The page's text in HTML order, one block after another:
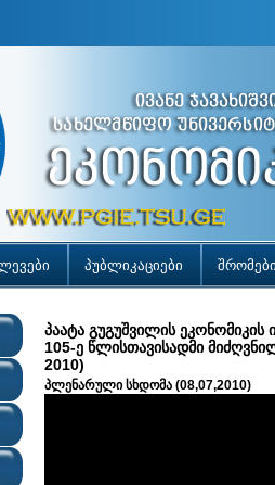
პუბლიკაციები
პაატა გუგუშვილის ეკონომიკის
105-ე წლისთავისადმი
2010)
პლენარული სხდომა (08,07,2010)